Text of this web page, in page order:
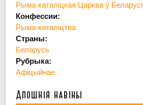
Рыма-каталіцкая Царква ў Беларусі
Конфессии:
Рыма-каталіцтва
Страны:
Беларусь
Рубрыка:
Афіцыйнае
Апошнія навіны